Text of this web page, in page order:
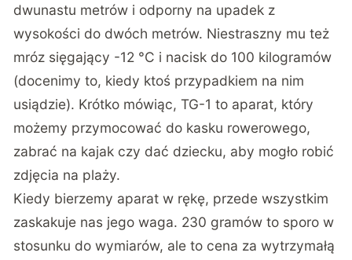
dwunastu metrów i odporny na upadek z
wysokości do dwóch metrów. Niestraszny mu też
mróz sięgający -12 °C i nacisk do 100 kilogramów
(docenimy to, kiedy ktoś przypadkiem na nim
usiądzie). Krótko mówiąc, TG-1 to aparat, który
możemy przymocować do kasku rowerowego,
zabrać na kajak czy dać dziecku, aby mogło robić
zdjęcia na plaży.
Kiedy bierzemy aparat w rękę, przede wszystkim
zaskakuje nas jego waga. 230 gramów to sporo w
stosunku do wymiarów, ale to cena za wytrzymałą